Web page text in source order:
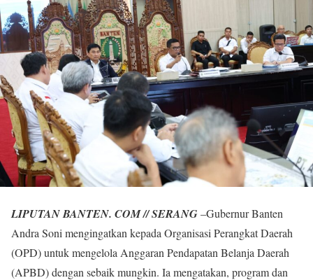
LIPUTAN BANTEN. COM // SERANG–Gubernur Banten
Andra Soni mengingatkan kepada Organisasi Perangkat Daerah
(OPD) untuk mengelola Anggaran Pendapatan Belanja Daerah
(APBD) dengan sebaik mungkin. Ia mengatakan, program dan